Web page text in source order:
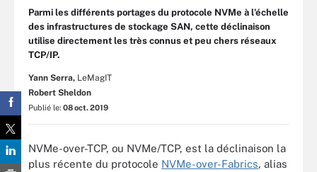
Parmi les différents portages du protocole NVMe à l’échelle
des infrastructures de stockage SAN, cette déclinaison
utilise directement les très connus et peu chers réseaux
TCP/IP.
Yann Serra, LeMagIT
Robert Sheldon
Publié le: 08 oct. 2019
NVMe-over-TCP, ou NVMe/TCP, est la déclinaison la
plus récente du protocole NVMe-over-Fabrics, alias